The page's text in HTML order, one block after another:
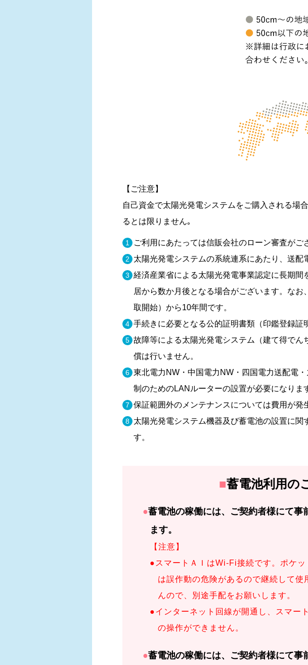
【ご注意】
自己資金で太陽光発電システムをご購入される場
るとは限りません｡
ご利⽤にあたっては信販会社のローン審査がご
太陽光発電システムの系統連系にあたり、送配
経済産業省による太陽光発電事業認定に⻑期
居から数か⽉後となる場合がございます。な
取開始）から10年間です。
⼿続きに必要となる公的証明書類（印鑑登録証
故障等による太陽光発電システム（建て得で
償は⾏いません。
東北電力NW・中国電力NW・四国電力送配電
制のためのLANルーターの設置が必要になりま
保証範囲外のメンテナンスについては費⽤が発
太陽光発電システム機器及び蓄電池の設置に
す。
■蓄電池利用の
●蓄電池の稼働には、ご契約者様にて事前にインターネット回線の契約・開通が必ず必要となり
ます。
【注意】
●スマートＡＩはWi-Fi接続です。ポケ
は誤作動の危険があるので継続して
んので、別途手配をお願いします。
●インターネット回線が開通し、スマー
の操作ができません。
●蓄電池の稼働には、ご契約者様にて事前にインターネット回線の契約・開通が必ず必要となり